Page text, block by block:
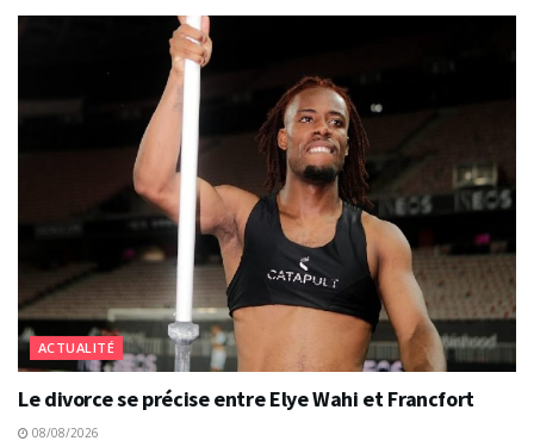
ACTUALITÉ
Le divorce se précise entre Elye Wahi et Francfort
08/08/2026